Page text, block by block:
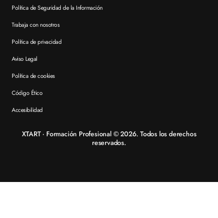
Política de Seguridad de la Información
Trabaja con nosotros
Política de privacidad
Aviso Legal
Política de cookies
Código Ético
Accesibilidad
XTART · Formación Profesional © 2026. Todos los derechos
reservados.